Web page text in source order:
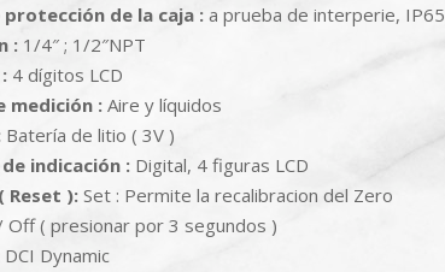
protección de la caja :a prueba de interperie, IP65
: 1/4″ ; 1/2″NPT
4 dígitos LCD
medición :Aire y líquidos
Batería de litio ( 3V )
indicación : Digital, 4 figuras LCD
Reset ):Set : Permite la recalibracion del Zero
Off ( presionar por 3 segundos )
DCI Dynamic